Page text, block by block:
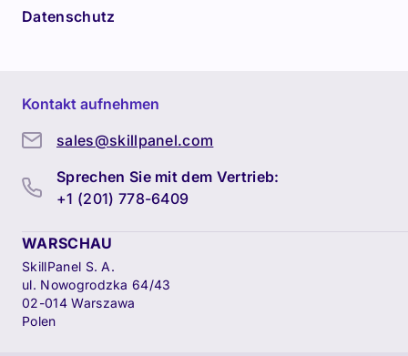
Datenschutz
Kontakt aufnehmen
sales@skillpanel.com
Sprechen Sie mit dem Vertrieb:
+1 (201) 778-6409
WARSCHAU
SkillPanel S. A.
ul. Nowogrodzka 64/43
02-014 Warszawa
Polen